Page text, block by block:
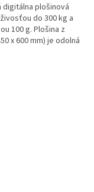
digitálna plošinová
do 300 kg a
100 g. Plošina z
x 600 mm) je odolná
úradné overenie....